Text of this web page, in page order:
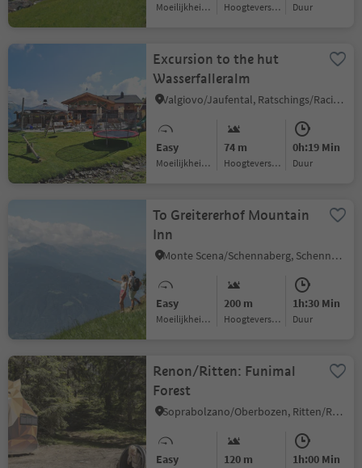
Moeilijkheidsgraad Hoogteverschil Duur
Excursion to the hut
Wasserfalleralm
Valgiovo/Jaufental, Ratschings/Racines, Sterzing/Vipiteno and environs
Easy
Moeilijkheidsgraad
74 m
Hoogteverschil
0h:19 Min
Duur
To Greitererhof Mountain
Inn
Monte Scena/Schennaberg, Schenna/Scena, Meran/Merano and environs
Easy
Moeilijkheidsgraad
200 m
Hoogteverschil
1h:30 Min
Duur
Renon/Ritten: Funimal
Forest
Soprabolzano/Oberbozen, Ritten/Renon, Bolzano/Bozen and environs
Easy 120 m 1h:00 Min